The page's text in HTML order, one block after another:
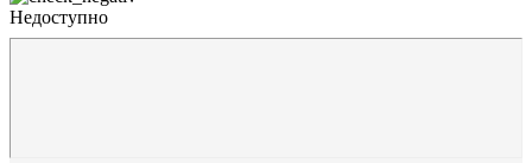
Недоступно